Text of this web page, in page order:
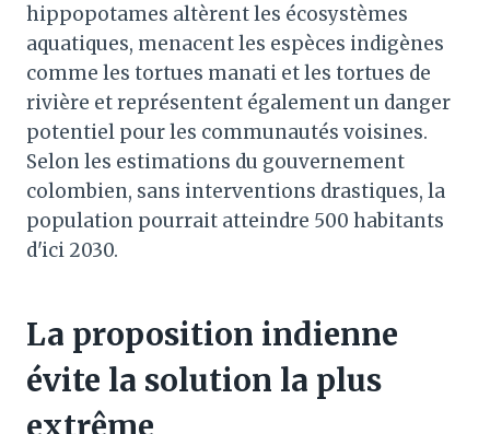
hippopotames altèrent les écosystèmes
aquatiques, menacent les espèces indigènes
comme les tortues manati et les tortues de
rivière et représentent également un danger
potentiel pour les communautés voisines.
Selon les estimations du gouvernement
colombien, sans interventions drastiques, la
population pourrait atteindre 500 habitants
d'ici 2030.
La proposition indienne
évite la solution la plus
extrême